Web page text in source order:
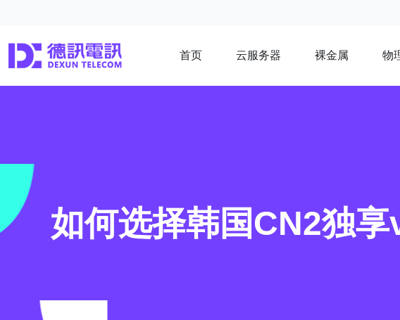
首页 云服务器 裸金属 物
如何选择韩国CN2独